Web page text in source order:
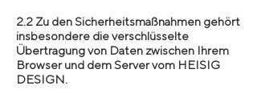
2.2 Zu den Sicherheitsmaßnahmen gehört
insbesondere die verschlüsselte
Übertragung von Daten zwischen Ihrem
Browser und dem Server vom HEISIG
DESIGN.